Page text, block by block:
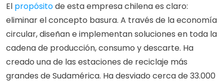
El propósito de esta empresa chilena es claro:
eliminar el concepto basura. A través de la economía
circular, diseñan e implementan soluciones en toda la
cadena de producción, consumo y descarte. Ha
creado una de las estaciones de reciclaje más
grandes de Sudamérica. Ha desviado cerca de 33.000